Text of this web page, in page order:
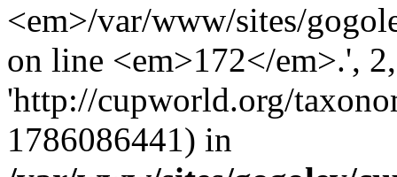
<em>/var/www/sites/
on line <em>172</em>.',
'http://cupworld.org/
1786086441) in